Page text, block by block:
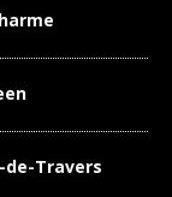
de-Travers